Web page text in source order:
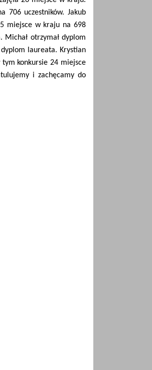
706 uczestników. Jakub
miejsce w kraju na 698
Michał otrzymał dyplom
laureata. Krystian
tym konkursie 24 miejsce
i zachęcamy do